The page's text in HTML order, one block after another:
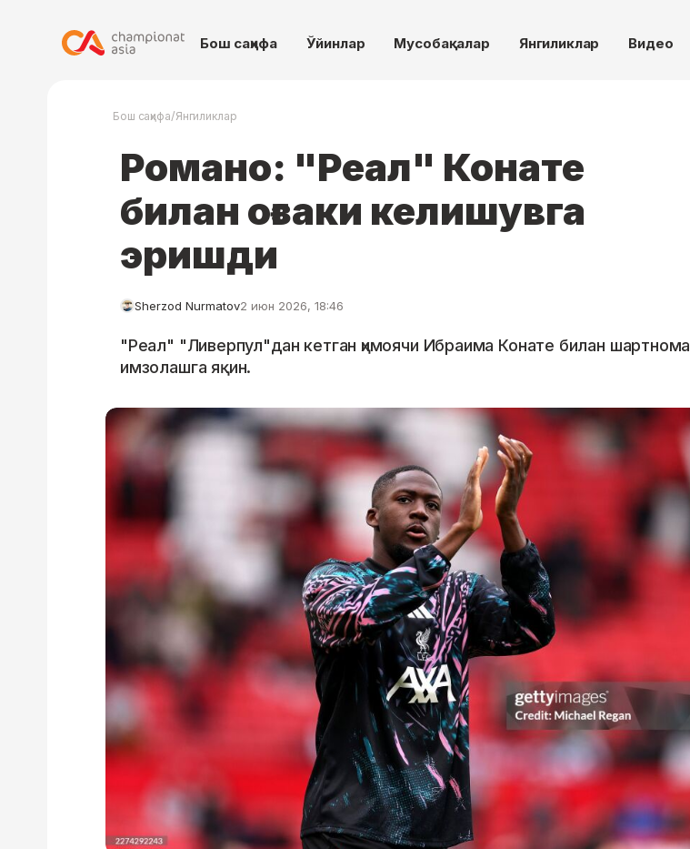
Бош саҳифа Ўйинлар Мусобақалар Янгиликлар Видео
Бош саҳифа/Янгиликлар
Романо: "Реал" Конате
билан оғзаки келишувга
эришди
Sherzod Nurmatov2 июн 2026, 18:46
"Реал" "Ливерпул"дан кетган ҳимоячи Ибраима Конате билан шартнома
имзолашга яқин.